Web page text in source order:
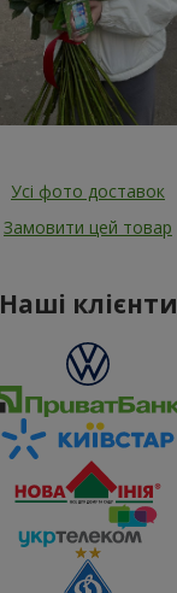
Усі фото доставок
Замовити цей товар
Наші клієнти